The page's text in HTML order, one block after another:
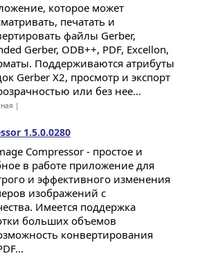
которое может
печатать и
файлы Gerber,
Gerber, ODB++, PDF, Excellon,
Поддерживаются атрибуты
Gerber X2, просмотр и экспорт
или без нее...
|
1.5.0.0280
Compressor - простое и
в работе приложение для
и эффективного изменения
изображений с
Имеется поддержка
больших объемов
конвертирования